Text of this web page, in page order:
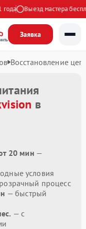
Выезд мастера
Заявка
Восстановление
в
20 мин —
условия
процесс
— быстрый
— с